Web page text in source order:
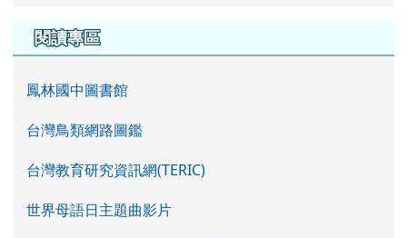
閱讀專區
鳳林國中圖書館
台灣鳥類網路圖鑑
台灣教育研究資訊網(TERIC)
世界母語日主題曲影片